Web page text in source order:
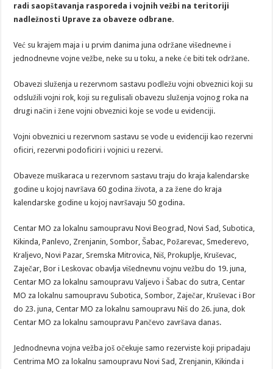
radi saopštavanja rasporeda i vojnih vežbi na teritoriji
nadležnosti Uprave za obaveze odbrane.
Već su krajem maja i u prvim danima juna održane višednevne i
jednodnevne vojne vežbe, neke su u toku, a neke će biti tek održane.
Obavezi služenja u rezervnom sastavu podležu vojni obveznici koji su
odslužili vojni rok, koji su regulisali obavezu služenja vojnog roka na
drugi način i žene vojni obveznici koje se vode u evidenciji.
Vojni obveznici u rezervnom sastavu se vode u evidenciji kao rezervni
oficiri, rezervni podoficiri i vojnici u rezervi.
Obaveze muškaraca u rezervnom sastavu traju do kraja kalendarske
godine u kojoj navršava 60 godina života, a za žene do kraja
kalendarske godine u kojoj navršavaju 50 godina.
Centar MO za lokalnu samoupravu Novi Beograd, Novi Sad, Subotica,
Kikinda, Panlevo, Zrenjanin, Sombor, Šabac, Požarevac, Smederevo,
Kraljevo, Novi Pazar, Sremska Mitrovica, Niš, Prokuplje, Kruševac,
Zaječar, Bor i Leskovac obavlja višednevnu vojnu vežbu do 19. juna,
Centar MO za lokalnu samoupravu Valjevo i Šabac do sutra, Centar
MO za lokalnu samoupravu Subotica, Sombor, Zaječar, Kruševac i Bor
do 23. juna, Centar MO za lokalnu samoupravu Niš do 26. juna, dok
Centar MO za lokalnu samoupravu Pančevo završava danas.
Jednodnevna vojna vežba još očekuje samo rezerviste koji pripadaju
Centrima MO za lokalnu samoupravu Novi Sad, Zrenjanin, Kikinda i